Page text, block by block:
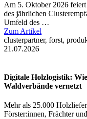
Am 5. Oktober 2026
des jährlichen
Umfeld des …
Zum Artikel
clusterpartner, forst,
21.07.2026
Digitale Holzlogistik:
Waldverbände vernetzt
Mehr als 25.000
Förster:innen, Frächter